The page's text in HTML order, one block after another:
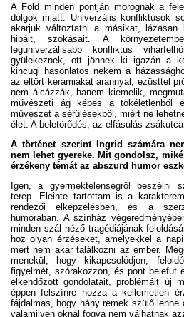
A Föld minden pontján morognak a
dolgok miatt. Univerzális konfliktusok
akarjuk változtatni a másikat,
hibáit, szokásait. A
leguniverzálisabb konfliktus
gyülekeznek, ott jönnek ki igazán a
kincugi hasonlatos nekem a
az eltört kerámiákat arannyal, ezüsttel
nem álcázzák, hanem kiemelik,
művészeti ág képes a tökéletlenből
művészet a sérülésekből, miért ne
élet. A beletörődés, az elfásulás
A történet szerint Ingrid számára
nem lehet gyereke. Mit gondolsz,
érzékeny témát az abszurd humor
Igen, a gyermektelenségről beszélni
terep. Eleinte tartottam is a
rendezői elképzelésben, és a
humorában. A színház
minden szál néző tragédiájának
hoz olyan érzéseket, amelyekkel a
mert nem akar találkozni az ember.
menekül, hogy kikapcsolódjon,
figyelmét, szórakozzon, és pont belefut
elkendőzött gondolatait, problémáit új
éppen felszínre hozza a kellemetlen
fájdalmas, hogy hány remek szülő lenne
valamilyen oknál fogva nem válhatnak